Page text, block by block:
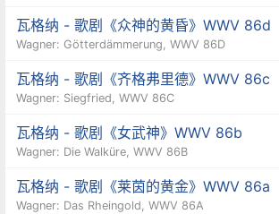
瓦格纳 - 歌剧《众神的黄昏》WWV 86d
Wagner: Götterdämmerung, WWV 86D
瓦格纳 - 歌剧《齐格弗里德》WWV 86c
Wagner: Siegfried, WWV 86C
瓦格纳 - 歌剧《女武神》WWV 86b
Wagner: Die Walküre, WWV 86B
瓦格纳 - 歌剧《莱茵的黄金》WWV 86a
Wagner: Das Rheingold, WWV 86A